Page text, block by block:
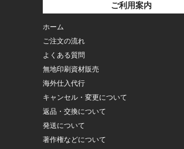
ご利用案内
ホーム
ご注文の流れ
よくある質問
無地印刷資材販売
海外仕入代行
キャンセル・変更について
返品・交換について
発送について
著作権などについて